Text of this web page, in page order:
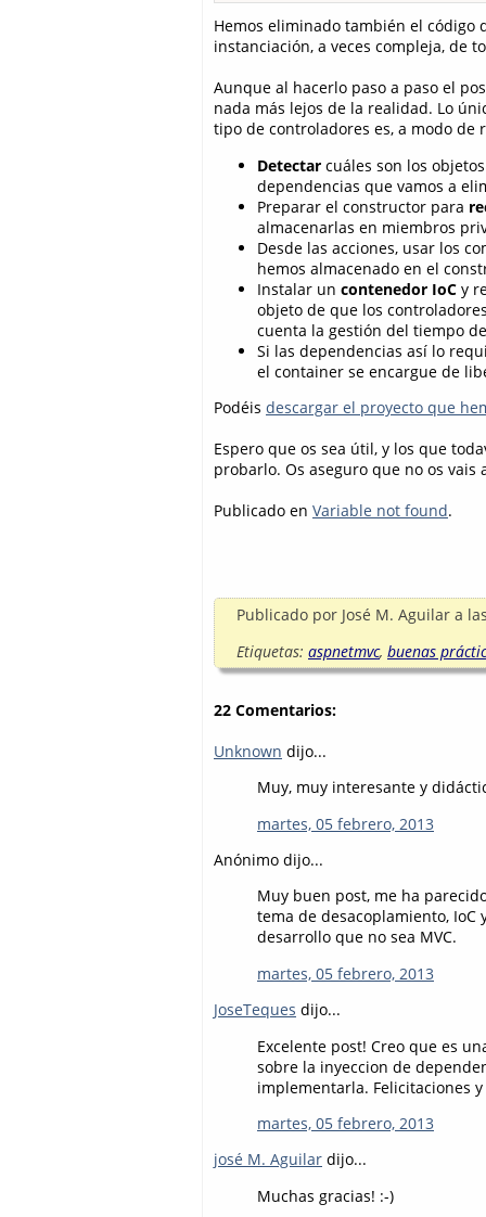
Hemos eliminado también el código
instanciación, a veces compleja, de
Aunque al hacerlo paso a paso el
nada más lejos de la realidad. Lo
tipo de controladores es, a modo de
Detectar cuáles son los
dependencias que vamos a
Preparar el constructor para
almacenarlas en miembros
Desde las acciones, usar los
hemos almacenado en el
Instalar un contenedor IoC y
objeto de que los
cuenta la gestión del tiempo
Si las dependencias así lo
el container se encargue de
Podéis descargar el proyecto que
Espero que os sea útil, y los que
probarlo. Os aseguro que no os vais
Publicado en Variable not found.
Publicado por José M. Aguilar a
Etiquetas: aspnetmvc, buenas
22 Comentarios:
Unknown dijo...
Muy, muy interesante y
martes, 05 febrero, 2013
Anónimo dijo...
Muy buen post, me ha
tema de desacoplamiento,
desarrollo que no sea MVC.
martes, 05 febrero, 2013
JoseTeques dijo...
Excelente post! Creo que es
sobre la inyeccion de
implementarla. Felicitaciones
martes, 05 febrero, 2013
josé M. Aguilar dijo...
Muchas gracias! :-)